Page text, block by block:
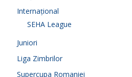
Internațional
SEHA League
Juniori
Liga Zimbrilor
Supercupa Romaniei